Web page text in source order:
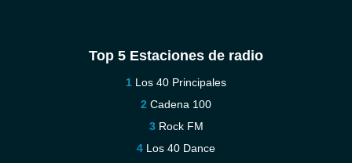
Top 5 Estaciones de radio
Los 40 Principales
Cadena 100
Rock FM
Los 40 Dance